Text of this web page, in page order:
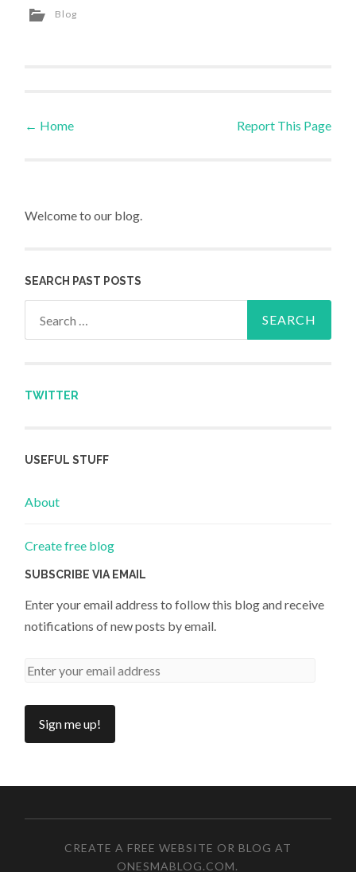
Blog
Post navigation
← Home Report This Page
Welcome to our blog.
SEARCH PAST POSTS
TWITTER
USEFUL STUFF
About
Create free blog
SUBSCRIBE VIA EMAIL
Enter your email address to follow this blog and receive
notifications of new posts by email.
CREATE A FREE WEBSITE OR BLOG AT
ONESMABLOG.COM.